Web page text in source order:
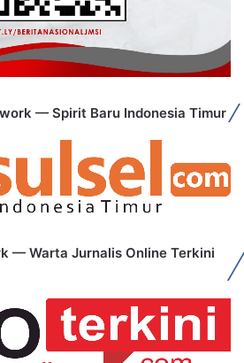
— Spirit Baru Indonesia Timur
— Warta Jurnalis Online Terkini